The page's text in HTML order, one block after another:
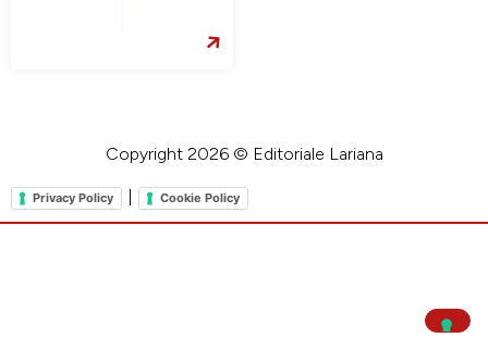
Copyright 2026 © Editoriale Lariana
Privacy Policy Cookie Policy